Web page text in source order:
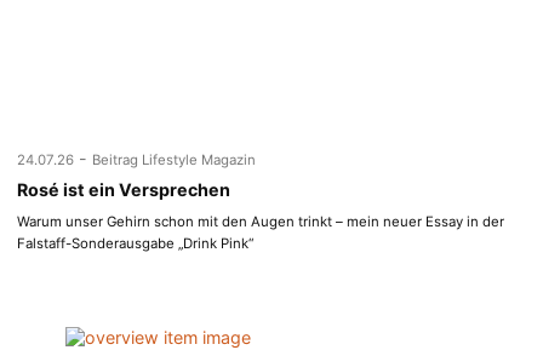
24.07.26 - Beitrag Lifestyle Magazin
Rosé ist ein Versprechen
Warum unser Gehirn schon mit den Augen trinkt – mein neuer Essay in der
Falstaff-Sonderausgabe „Drink Pink“